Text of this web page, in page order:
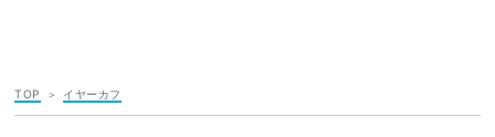
TOP イヤーカフ